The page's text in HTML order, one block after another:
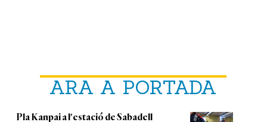
ARA A PORTADA
Pla Kanpai a l'estació de Sabadell